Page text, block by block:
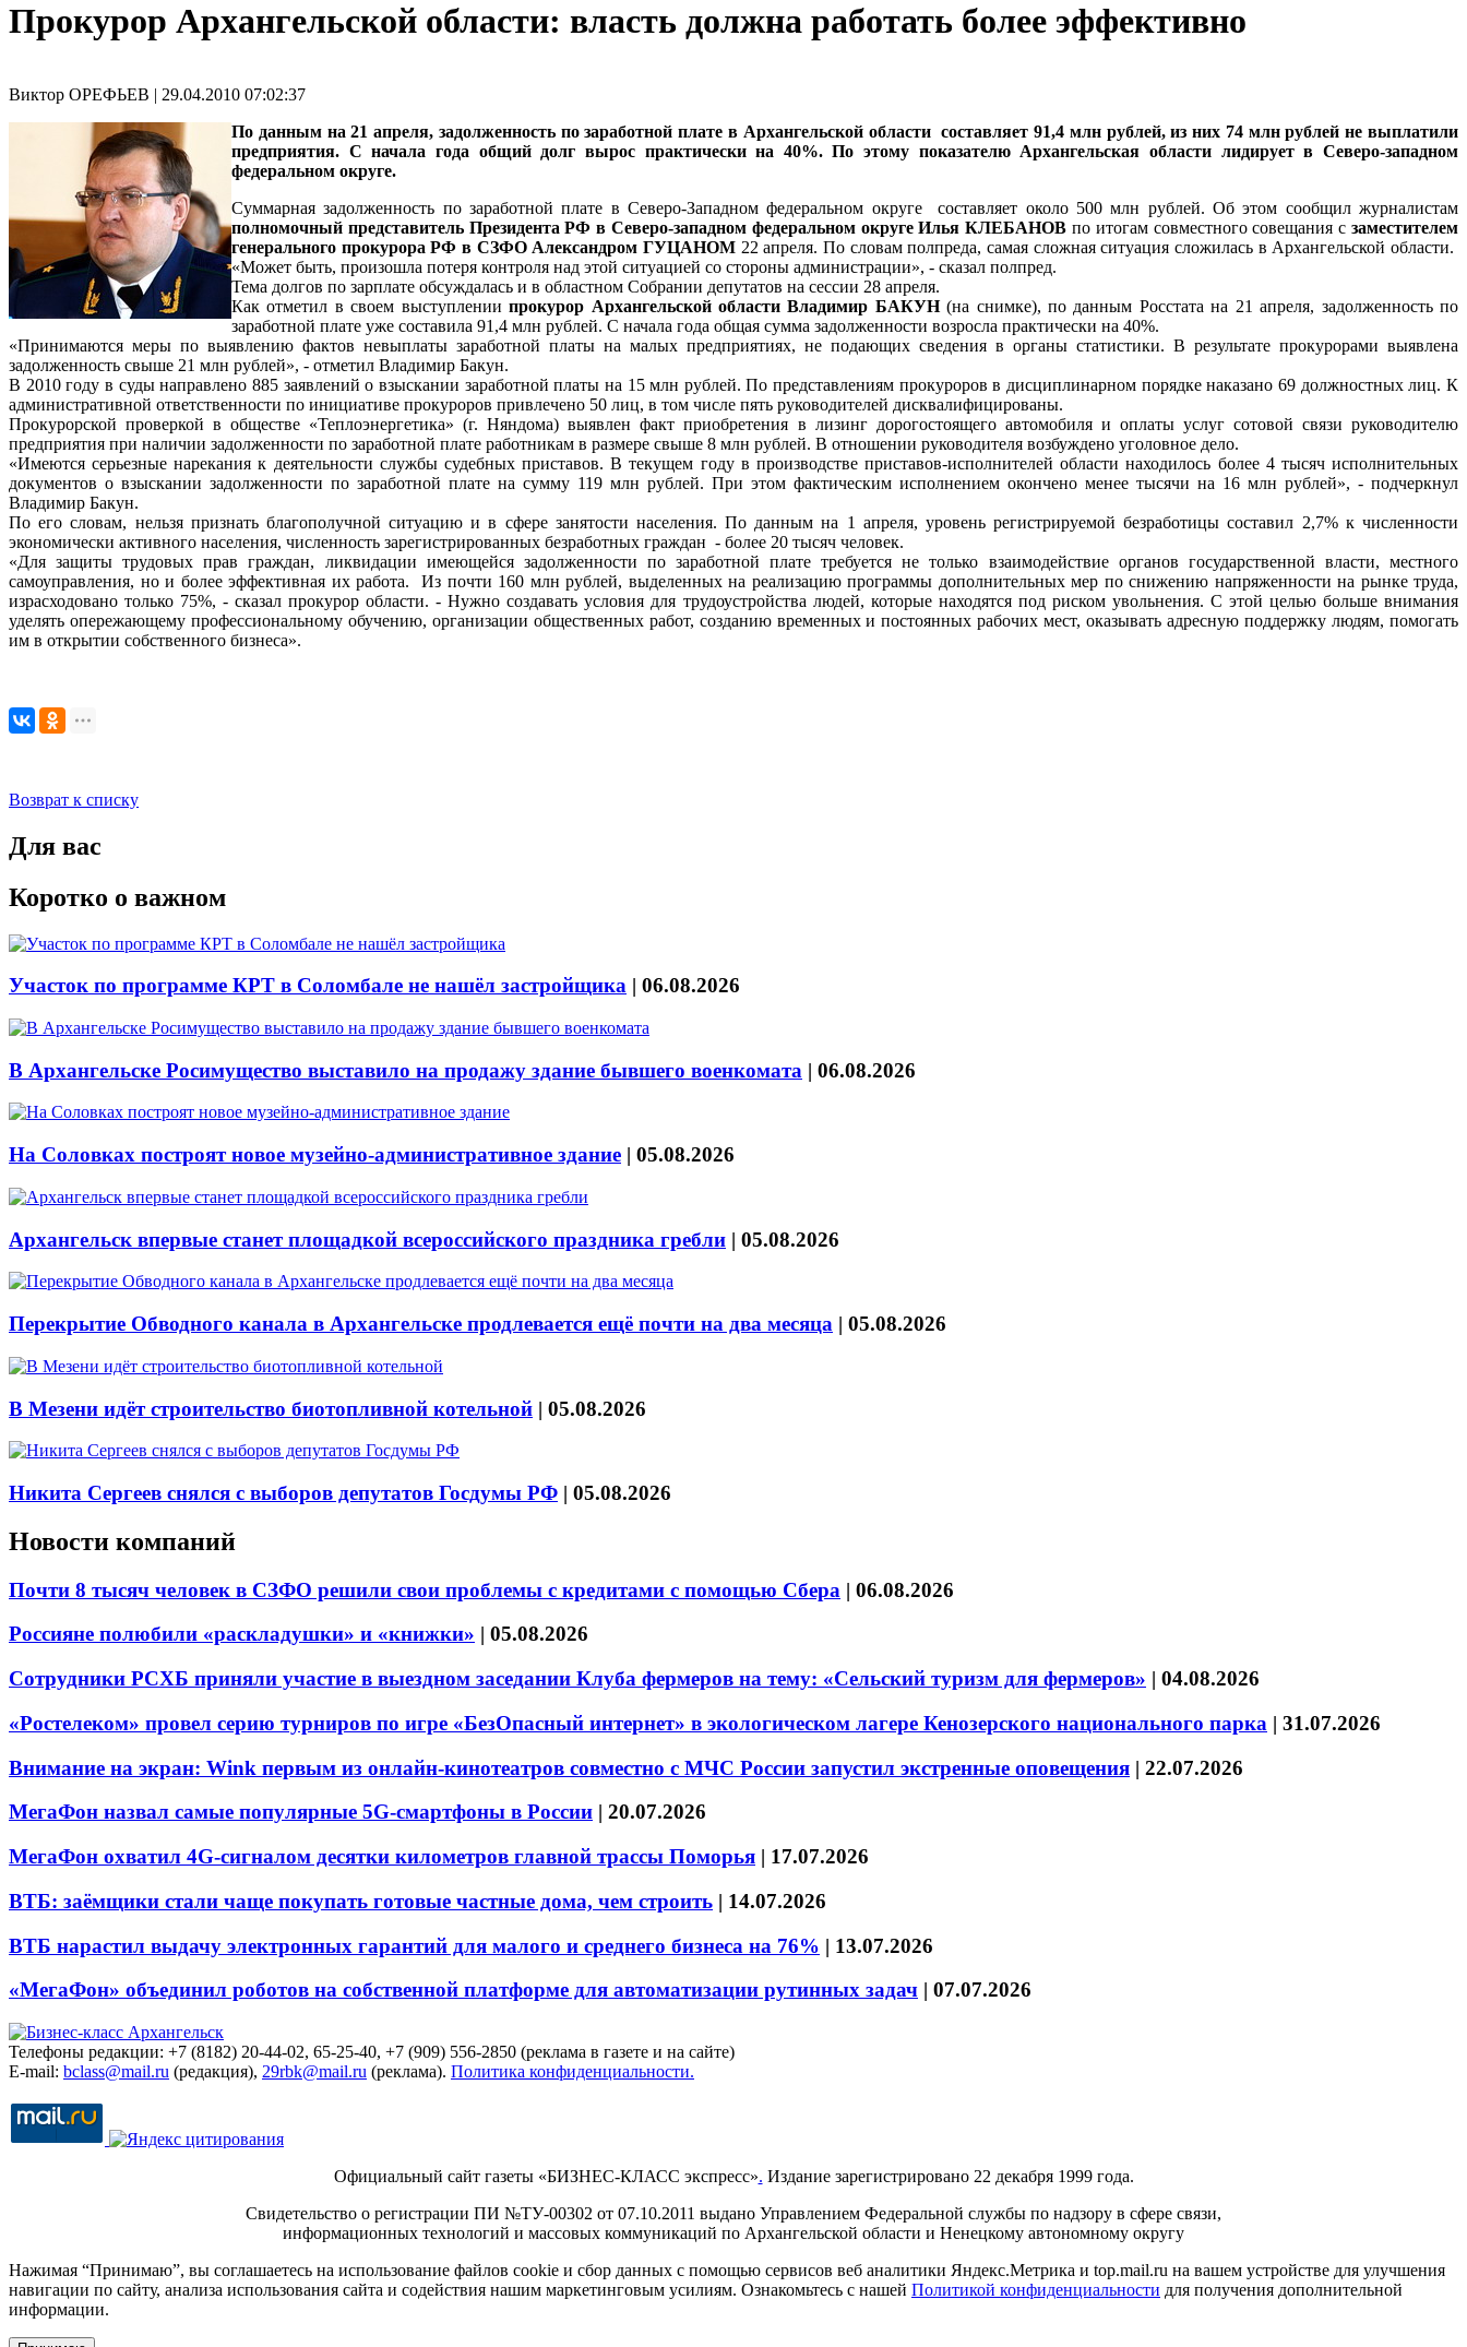
Прокурор Архангельской области: власть должна работать более эффективно
Виктор ОРЕФЬЕВ | 29.04.2010 07:02:37
По данным на 21 апреля, задолженность по заработной плате в Архангельской области составляет 91,4 млн рублей, из них 74 млн рублей не выплатили
предприятия. С начала года общий долг вырос практически на 40%. По этому показателю Архангельская области лидирует в Северо-западном
федеральном округе.
Суммарная задолженность по заработной плате в Северо-Западном федеральном округе составляет около 500 млн рублей. Об этом сообщил журналистам
полномочный представитель Президента РФ в Северо-западном федеральном округе Илья КЛЕБАНОВ по итогам совместного совещания с заместителем
генерального прокурора РФ в СЗФО Александром ГУЦАНОМ 22 апреля. По словам полпреда, самая сложная ситуация сложилась в Архангельской области.
«Может быть, произошла потеря контроля над этой ситуацией со стороны администрации», - сказал полпред.
Тема долгов по зарплате обсуждалась и в областном Собрании депутатов на сессии 28 апреля.
Как отметил в своем выступлениипрокурор Архангельской области Владимир БАКУН(на снимке), по данным Росстата на 21 апреля, задолженность по
заработной плате уже составила 91,4 млн рублей. С начала года общая сумма задолженности возросла практически на 40%.
«Принимаются меры по выявлению фактов невыплаты заработной платы на малых предприятиях, не подающих сведения в органы статистики. В результате прокурорами выявлена
задолженность свыше 21 млн рублей», - отметил Владимир Бакун.
В 2010 году в суды направлено 885 заявлений о взыскании заработной платы на 15 млн рублей. По представлениям прокуроров в дисциплинарном порядке наказано 69 должностных лиц. К
административной ответственности по инициативе прокуроров привлечено 50 лиц, в том числе пять руководителей дисквалифицированы.
Прокурорской проверкой в обществе «Теплоэнергетика» (г. Няндома) выявлен факт приобретения в лизинг дорогостоящего автомобиля и оплаты услуг сотовой связи руководителю
предприятия при наличии задолженности по заработной плате работникам в размере свыше 8 млн рублей. В отношении руководителя возбуждено уголовное дело.
«Имеются серьезные нарекания к деятельности службы судебных приставов. В текущем году в производстве приставов-исполнителей области находилось более 4 тысяч исполнительных
документов о взыскании задолженности по заработной плате на сумму 119 млн рублей. При этом фактическим исполнением окончено менее тысячи на 16 млн рублей», - подчеркнул
Владимир Бакун.
По его словам, нельзя признать благополучной ситуацию и в сфере занятости населения. По данным на 1 апреля, уровень регистрируемой безработицы составил 2,7% к численности
экономически активного населения, численность зарегистрированных безработных граждан - более 20 тысяч человек.
«Для защиты трудовых прав граждан, ликвидации имеющейся задолженности по заработной плате требуется не только взаимодействие органов государственной власти, местного
самоуправления, но и более эффективная их работа. Из почти 160 млн рублей, выделенных на реализацию программы дополнительных мер по снижению напряженности на рынке труда,
израсходовано только 75%, - сказал прокурор области. - Нужно создавать условия для трудоустройства людей, которые находятся под риском увольнения. С этой целью больше внимания
уделять опережающему профессиональному обучению, организации общественных работ, созданию временных и постоянных рабочих мест, оказывать адресную поддержку людям, помогать
им в открытии собственного бизнеса».
Возврат к списку
Для вас
Коротко о важном
Участок по программе КРТ в Соломбале не нашёл застройщика | 06.08.2026
В Архангельске Росимущество выставило на продажу здание бывшего военкомата | 06.08.2026
На Соловках построят новое музейно-административное здание | 05.08.2026
Архангельск впервые станет площадкой всероссийского праздника гребли | 05.08.2026
Перекрытие Обводного канала в Архангельске продлевается ещё почти на два месяца | 05.08.2026
В Мезени идёт строительство биотопливной котельной | 05.08.2026
Никита Сергеев снялся с выборов депутатов Госдумы РФ | 05.08.2026
Новости компаний
Почти 8 тысяч человек в СЗФО решили свои проблемы с кредитами с помощью Сбера | 06.08.2026
Россияне полюбили «раскладушки» и «книжки» | 05.08.2026
Сотрудники РСХБ приняли участие в выездном заседании Клуба фермеров на тему: «Сельский туризм для фермеров» | 04.08.2026
«Ростелеком» провел серию турниров по игре «БезОпасный интернет» в экологическом лагере Кенозерского национального парка | 31.07.2026
Внимание на экран: Wink первым из онлайн-кинотеатров совместно с МЧС России запустил экстренные оповещения | 22.07.2026
МегаФон назвал самые популярные 5G-смартфоны в России | 20.07.2026
МегаФон охватил 4G-сигналом десятки километров главной трассы Поморья | 17.07.2026
ВТБ: заёмщики стали чаще покупать готовые частные дома, чем строить | 14.07.2026
ВТБ нарастил выдачу электронных гарантий для малого и среднего бизнеса на 76% | 13.07.2026
«МегаФон» объединил роботов на собственной платформе для автоматизации рутинных задач | 07.07.2026
Телефоны редакции: +7 (8182) 20-44-02, 65-25-40, +7 (909) 556-2850 (реклама в газете и на сайте)
E-mail: bclass@mail.ru (редакция), 29rbk@mail.ru (реклама). Политика конфиденциальности.
Официальный сайт газеты «БИЗНЕС-КЛАСС экспресс». Издание зарегистрировано 22 декабря 1999 года.
Свидетельство о регистрации ПИ №ТУ-00302 от 07.10.2011 выдано Управлением Федеральной службы по надзору в сфере связи,
информационных технологий и массовых коммуникаций по Архангельской области и Ненецкому автономному округу
Нажимая “Принимаю”, вы соглашаетесь на использование файлов cookie и сбор данных с помощью сервисов веб аналитики Яндекс.Метрика и top.mail.ru на вашем устройстве для улучшения
навигации по сайту, анализа использования сайта и содействия нашим маркетинговым усилиям. Ознакомьтесь с нашей Политикой конфиденциальности для получения дополнительной
информации.